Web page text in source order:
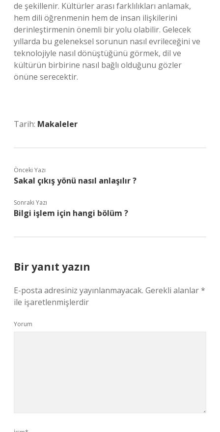
de şekillenir. Kültürler arası farklılıkları anlamak,
hem dili öğrenmenin hem de insan ilişkilerini
derinleştirmenin önemli bir yolu olabilir. Gelecek
yıllarda bu geleneksel sorunun nasıl evrileceğini ve
teknolojiyle nasıl dönüştüğünü görmek, dil ve
kültürün birbirine nasıl bağlı olduğunu gözler
önüne serecektir.
Tarih: Makaleler
Önceki Yazı
Sakal çıkış yönü nasıl anlaşılır ?
Sonraki Yazı
Bilgi işlem için hangi bölüm ?
Bir yanıt yazın
E-posta adresiniz yayınlanmayacak. Gerekli alanlar*
ile işaretlenmişlerdir
Yorum